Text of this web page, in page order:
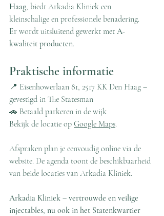
Haag, biedt Arkadia Kliniek een
kleinschalige en professionele benadering.
Er wordt uitsluitend gewerkt met A-
kwaliteit producten.
Praktische informatie
📍 Eisenhowerlaan 81, 2517 KK Den Haag –
gevestigd in The Statesman
🚗 Betaald parkeren in de wijk
Bekijk de locatie op Google Maps.
Afspraken plan je eenvoudig online via de
website. De agenda toont de beschikbaarheid
van beide locaties van Arkadia Kliniek.
Arkadia Kliniek – vertrouwde en veilige
injectables, nu ook in het Statenkwartier